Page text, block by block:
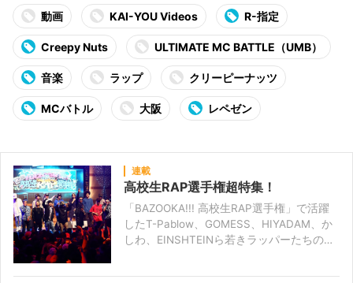
動画 KAI-YOU Videos R-指定
Creepy Nuts ULTIMATE MC BATTLE（UMB）
音楽 ラップ クリーピーナッツ
MCバトル 大阪 レペゼン
連載
高校生RAP選手権超特集！
「BAZOOKA!!! 高校生RAP選手権」で活躍
したT-Pablow、GOMESS、HIYADAM、か
しわ、EINSHTEINら若きラッパーたちのロ